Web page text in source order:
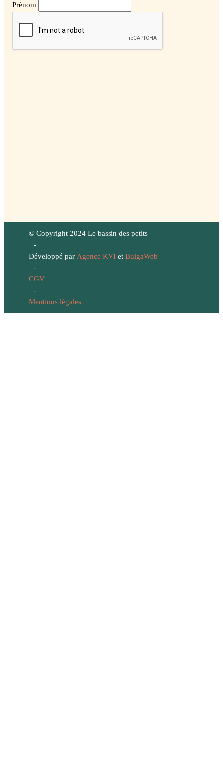
Prénom
© Copyright 2024 Le bassin des petits
-
Développé par Agence KVIet BulgaWeb
-
CGV
-
Mentions légales